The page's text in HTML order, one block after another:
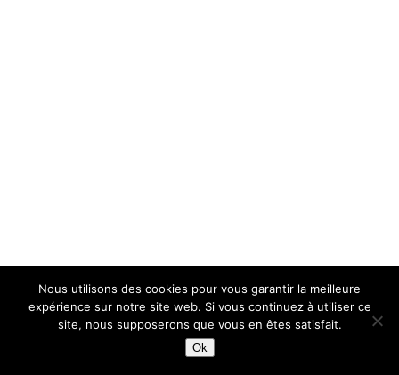
Nous utilisons des cookies pour vous garantir la meilleure
expérience sur notre site web. Si vous continuez à utiliser ce
site, nous supposerons que vous en êtes satisfait.
Ok